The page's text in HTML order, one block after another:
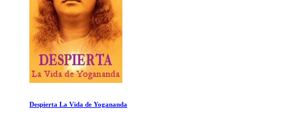
Salida por la Tienda de Regalos